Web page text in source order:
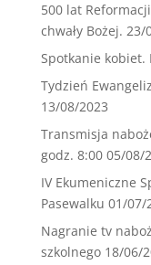
500 lat
chwały Bożej. 23/
Spotkanie kobiet.
Tydzień
13/08/2023
Transmisja
godz. 8:00 05/08/
IV Ekumeniczne
Pasewalku 01/07/
Nagranie tv
szkolnego 18/06/